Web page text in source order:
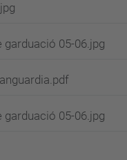
garduació 05-06.jpg
garduació 05-06.jpg